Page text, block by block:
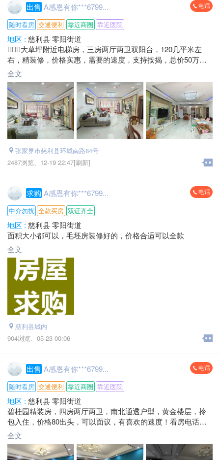
出售 A感恩有你***6799... 电话
随时看房 交通便利 靠近商圈 靠近医院
地区 : 慈利县 零阳街道
大草坪附近电梯房，三房两厅两卫双阳台，120几平米左
右，精装修，价格实惠，需要的速度，支持按揭，总价50万多
点，看房电话微信同号
全文
张家界市慈利县环城南路84号
2487浏览、 12-19 22:47[刷新]
求购 A感恩有你***6799... 电话
中介勿扰 全款买房 双证齐全
地区 : 慈利县 零阳街道
面积大小都可以，毛坯房装修好的，价格合适可以全款
全文
慈利县城内
904浏览、 05-23 00:06
出售 A感恩有你***6799... 电话
随时看房 交通便利 靠近商圈 靠近医院
地区 : 慈利县 零阳街道
碧桂园精装房，四房两厅两卫，南北通透户型，黄金楼层，拎
包入住，价格80出头，可以面议，有喜欢的速度！看房电话：**
***6799
全文